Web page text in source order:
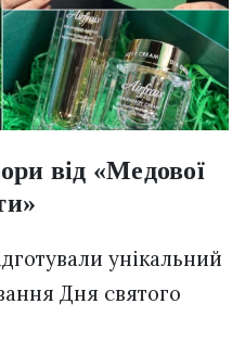
від «Медової
унікальний
Дня святого